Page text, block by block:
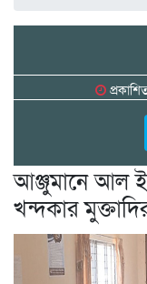
আঞ্জুমানে আল
খন্দকার